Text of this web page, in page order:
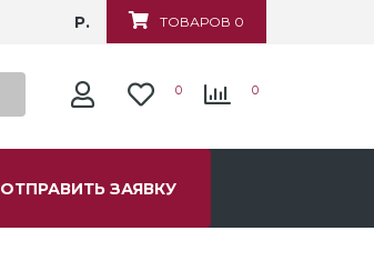
ТОВАРОВ 0
Р.
0 0
ОТПРАВИТЬ ЗАЯВКУ